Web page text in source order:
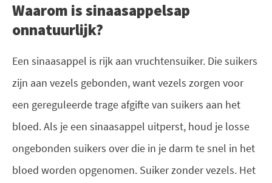
Waarom is sinaasappelsap
onnatuurlijk?
Een sinaasappel is rijk aan vruchtensuiker. Die suikers
zijn aan vezels gebonden, want vezels zorgen voor
een gereguleerde trage afgifte van suikers aan het
bloed. Als je een sinaasappel uitperst, houd je losse
ongebonden suikers over die in je darm te snel in het
bloed worden opgenomen. Suiker zonder vezels. Het